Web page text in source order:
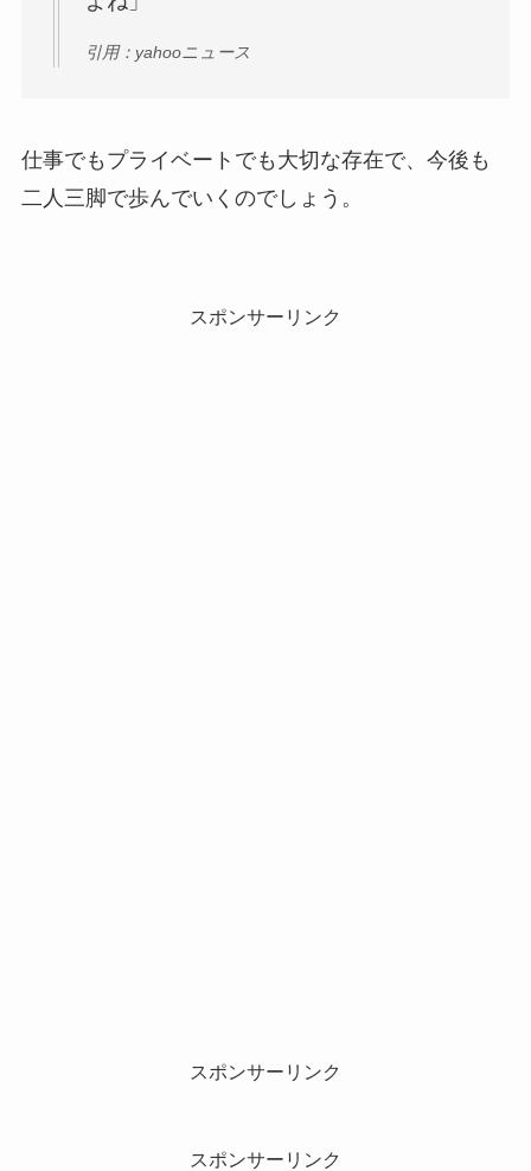
引用：yahooニュース
仕事でもプライベートでも大切な存在で、今後も
二人三脚で歩んでいくのでしょう。
スポンサーリンク
スポンサーリンク
スポンサーリンク